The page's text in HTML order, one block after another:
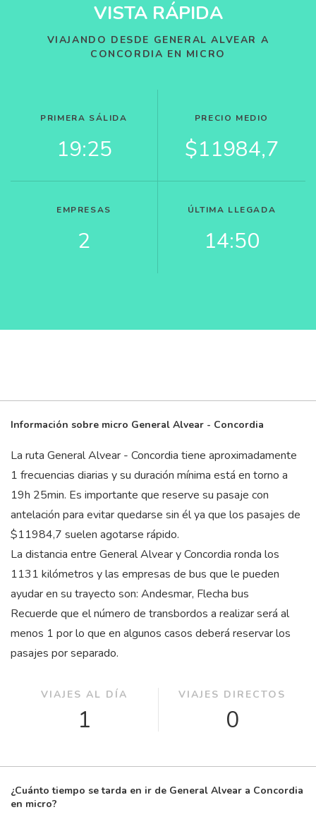
VISTA RÁPIDA
VIAJANDO DESDE GENERAL ALVEAR A
CONCORDIA EN MICRO
PRIMERA SÁLIDA
19:25
PRECIO MEDIO
$11984,7
EMPRESAS
2
ÚLTIMA LLEGADA
14:50
Información sobre micro General Alvear - Concordia
La ruta General Alvear - Concordia tiene aproximadamente
1 frecuencias diarias y su duración mínima está en torno a
19h 25min. Es importante que reserve su pasaje con
antelación para evitar quedarse sin él ya que los pasajes de
$11984,7 suelen agotarse rápido.
La distancia entre General Alvear y Concordia ronda los
1131 kilómetros y las empresas de bus que le pueden
ayudar en su trayecto son: Andesmar, Flecha bus
Recuerde que el número de transbordos a realizar será al
menos 1 por lo que en algunos casos deberá reservar los
pasajes por separado.
VIAJES AL DÍA
1
VIAJES DIRECTOS
0
¿Cuánto tiempo se tarda en ir de General Alvear a Concordia
en micro?